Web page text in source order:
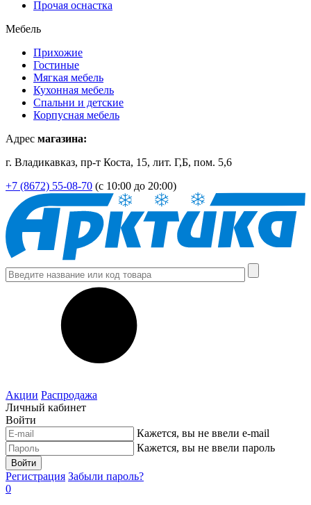
Прочая оснастка
Мебель
Прихожие
Гостиные
Мягкая мебель
Кухонная мебель
Спальни и детские
Корпусная мебель
Адрес магазина:
г. Владикавказ, пр-т Коста, 15, лит. Г,Б, пом. 5,6
+7 (8672) 55-08-70 (с 10:00 до 20:00)
Акции Распродажа
Личный кабинет
Войти
Кажется, вы не ввели e-mail
Кажется, вы не ввели пароль
Войти
Регистрация Забыли пароль?
0